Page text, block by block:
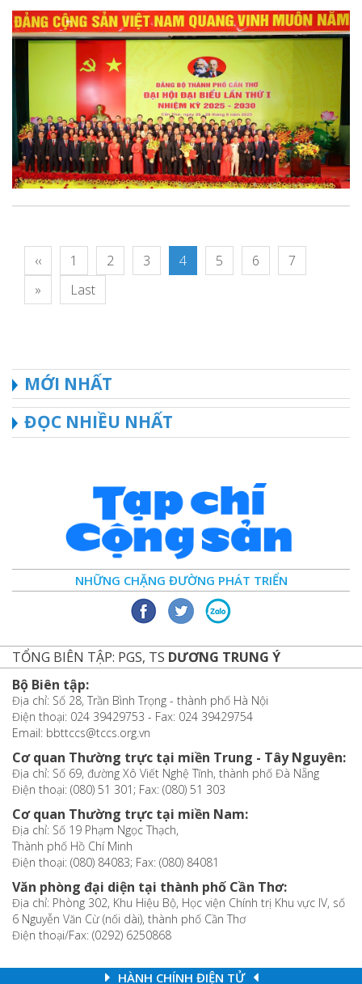
‹‹ 1 2 3 4 5 6
7
»
Last
MỚI NHẤT
ĐỌC NHIỀU NHẤT
NHỮNG CHẶNG ĐƯỜNG PHÁT TRIỂN
TỔNG BIÊN TẬP: PGS, TS DƯƠNG TRUNG Ý
Bộ Biên tập:
Địa chỉ: Số 28, Trần Bình Trọng - thành phố Hà Nội
Điện thoại: 024 39429753 - Fax: 024 39429754
Email: bbttccs@tccs.org.vn
Cơ quan Thường trực tại miền Trung - Tây Nguyên:
Địa chỉ: Số 69, đường Xô Viết Nghệ Tĩnh, thành phố Đà Nẵng
Điện thoại: (080) 51 301; Fax: (080) 51 303
Cơ quan Thường trực tại miền Nam:
Địa chỉ: Số 19 Phạm Ngọc Thạch,
Thành phố Hồ Chí Minh
Điện thoại: (080) 84083; Fax: (080) 84081
Văn phòng đại diện tại thành phố Cần Thơ:
Địa chỉ: Phòng 302, Khu Hiệu Bộ, Học viện Chính trị Khu vực IV, số
6 Nguyễn Văn Cừ (nối dài), thành phố Cần Thơ
Điện thoại/Fax: (0292) 6250868
HÀNH CHÍNH ĐIỆN TỬ